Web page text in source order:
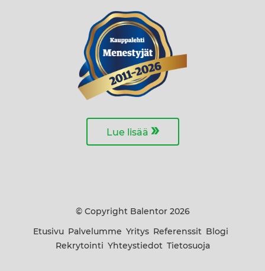
Lue lisää »
© Copyright Balentor 2026
Etusivu Palvelumme Yritys Referenssit
Blogi
Rekrytointi Yhteystiedot Tietosuoja